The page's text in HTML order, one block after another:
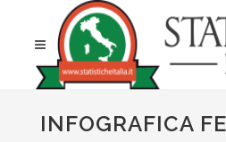
INFOGRAFICA